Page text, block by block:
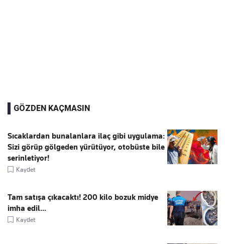
GÖZDEN KAÇMASIN
Sıcaklardan bunalanlara ilaç gibi uygulama:
Sizi görüp gölgeden yürütüyor, otobüste bile
serinletiyor!
Kaydet
Tam satışa çıkacaktı! 200 kilo bozuk midye
imha edil...
Kaydet